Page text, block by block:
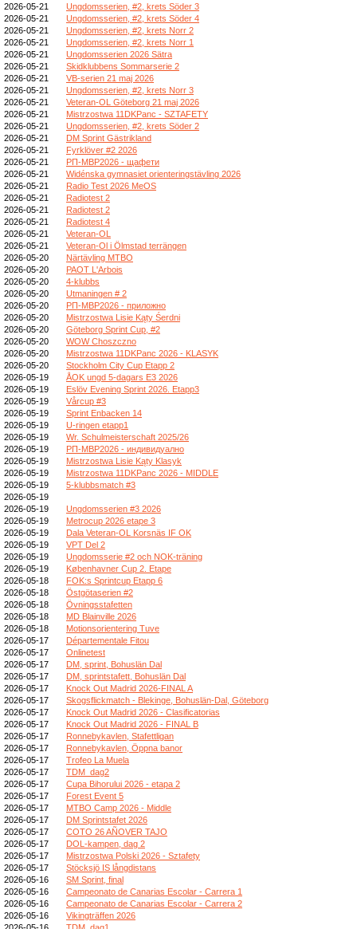
2026-05-21
Ungdomsserien, #2, krets Söder 3
2026-05-21
Ungdomsserien, #2, krets Söder 4
2026-05-21
Ungdomsserien, #2, krets Norr 2
2026-05-21
Ungdomsserien, #2, krets Norr 1
2026-05-21
Ungdomsserien 2026 Sätra
2026-05-21
Skidklubbens Sommarserie 2
2026-05-21
VB-serien 21 maj 2026
2026-05-21
Ungdomsserien, #2, krets Norr 3
2026-05-21
Veteran-OL Göteborg 21 maj 2026
2026-05-21
Mistrzostwa 11DKPanc - SZTAFETY
2026-05-21
Ungdomsserien, #2, krets Söder 2
2026-05-21
DM Sprint Gästrikland
2026-05-21
Fyrklöver #2 2026
2026-05-21
РП-МВР2026 - щафети
2026-05-21
Widénska gymnasiet orienteringstävling 2026
2026-05-21
Radio Test 2026 MeOS
2026-05-21
Radiotest 2
2026-05-21
Radiotest 2
2026-05-21
Radiotest 4
2026-05-21
Veteran-OL
2026-05-21
Veteran-Ol i Ölmstad terrängen
2026-05-20
Närtävling MTBO
2026-05-20
PAOT L'Arbois
2026-05-20
4-klubbs
2026-05-20
Utmaningen # 2
2026-05-20
РП-МВР2026 - приложно
2026-05-20
Mistrzostwa Lisie Kąty Śerdni
2026-05-20
Göteborg Sprint Cup, #2
2026-05-20
WOW Choszczno
2026-05-20
Mistrzostwa 11DKPanc 2026 - KLASYK
2026-05-20
Stockholm City Cup Etapp 2
2026-05-19
ÅOK ungd 5-dagars E3 2026
2026-05-19
Eslöv Evening Sprint 2026. Etapp3
2026-05-19
Vårcup #3
2026-05-19
Sprint Enbacken 14
2026-05-19
U-ringen etapp1
2026-05-19
Wr. Schulmeisterschaft 2025/26
2026-05-19
РП-МВР2026 - индивидуално
2026-05-19
Mistrzostwa Lisie Kąty Klasyk
2026-05-19
Mistrzostwa 11DKPanc 2026 - MIDDLE
2026-05-19
5-klubbsmatch #3
2026-05-19
2026-05-19
Ungdomsserien #3 2026
2026-05-19
Metrocup 2026 etape 3
2026-05-19
Dala Veteran-OL Korsnäs IF OK
2026-05-19
VPT Del 2
2026-05-19
Ungdomsserie #2 och NOK-träning
2026-05-19
Københavner Cup 2. Etape
2026-05-18
FOK:s Sprintcup Etapp 6
2026-05-18
Östgötaserien #2
2026-05-18
Övningsstafetten
2026-05-18
MD Blainville 2026
2026-05-18
Motionsorientering Tuve
2026-05-17
Départementale Fitou
2026-05-17
Onlinetest
2026-05-17
DM, sprint, Bohuslän Dal
2026-05-17
DM, sprintstafett, Bohuslän Dal
2026-05-17
Knock Out Madrid 2026-FINAL A
2026-05-17
Skogsflickmatch - Blekinge, Bohuslän-Dal, Göteborg
2026-05-17
Knock Out Madrid 2026 - Clasificatorias
2026-05-17
Knock Out Madrid 2026 - FINAL B
2026-05-17
Ronnebykavlen, Stafettligan
2026-05-17
Ronnebykavlen, Öppna banor
2026-05-17
Trofeo La Muela
2026-05-17
TDM_dag2
2026-05-17
Cupa Bihorului 2026 - etapa 2
2026-05-17
Forest Event 5
2026-05-17
MTBO Camp 2026 - Middle
2026-05-17
DM Sprintstafet 2026
2026-05-17
COTO 26 AÑOVER TAJO
2026-05-17
DOL-kampen, dag 2
2026-05-17
Mistrzostwa Polski 2026 - Sztafety
2026-05-17
Stöcksjö IS långdistans
2026-05-16
SM Sprint, final
2026-05-16
Campeonato de Canarias Escolar - Carrera 1
2026-05-16
Campeonato de Canarias Escolar - Carrera 2
2026-05-16
Vikingträffen 2026